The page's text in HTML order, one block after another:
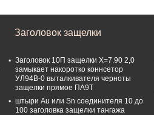
Заголовок защелки
Заголовок 10П защелки Х=7.90 2,0
замыкает накоротко коннсетор
УЛ94В-0 выталкивателя черноты
защелки прямое ПА9Т
штыри Au или Sn соединителя 10 до
100 заголовка защелки тангажа